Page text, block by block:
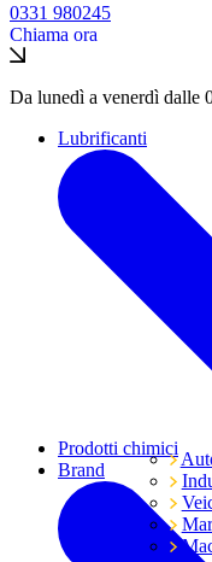
0331 980245
Chiama ora
Da lunedì a venerdì dalle
Lubrificanti
Prodotti chimici
Brand